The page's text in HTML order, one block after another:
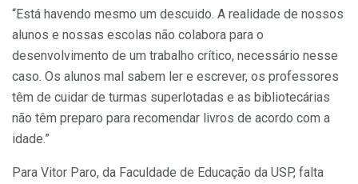
“Está havendo mesmo um descuido. A realidade de nossos
alunos e nossas escolas não colabora para o
desenvolvimento de um trabalho crítico, necessário nesse
caso. Os alunos mal sabem ler e escrever, os professores
têm de cuidar de turmas superlotadas e as bibliotecárias
não têm preparo para recomendar livros de acordo com a
idade.”
Para Vitor Paro, da Faculdade de Educação da USP, falta